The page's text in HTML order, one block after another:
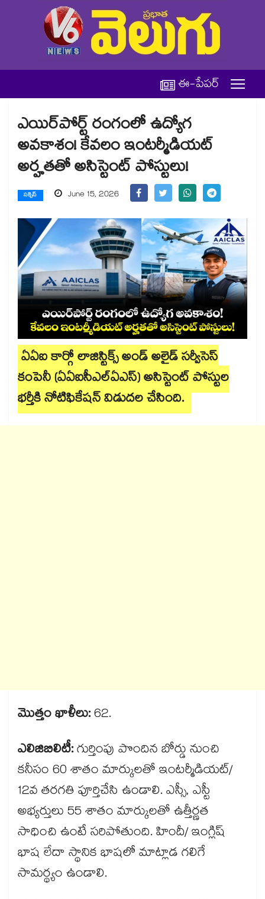
ఈ-పేపర్
ఎయిర్‌పోర్ట్ రంగంలో ఉద్యోగ
అవకాశం! కేవలం ఇంటర్మీడియట్
అర్హతతో అసిస్టెంట్ పోస్టులు!
సక్సెస్ June 15, 2026
ఏఏఐ కార్గో లాజిస్టిక్స్ అండ్ అలైడ్ సర్వీసెస్
కంపెనీ (ఏఏఐసీఎల్ఏఎస్) అసిస్టెంట్ పోస్టుల
భర్తీకి నోటిఫికేషన్ విడుదల చేసింది.
మొత్తం ఖాళీలు:62.
ఎలిజిబిలిటీ:గుర్తింపు పొందిన బోర్డు నుంచి
కనీసం 60 శాతం మార్కులతో ఇంటర్మీడియట్/
12వ తరగతి పూర్తిచేసి ఉండాలి. ఎస్సీ, ఎస్టీ
అభ్యర్తులు 55 శాతం మార్కులతో ఉత్తీర్ణత
సాధించి ఉంటే సరిపోతుంది. హిందీ/ ఇంగ్లిష్
భాష లేదా స్థానిక భాషలో మాట్లాడ గలిగే
సామర్థ్యం ఉండాలి.